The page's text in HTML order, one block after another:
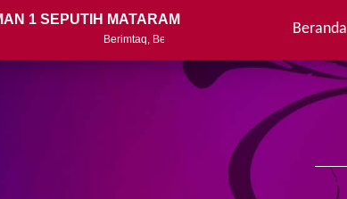
1 SEPUTIH MATARAM
Berimtaq, Berprestasi, Berbudaya dan Berkreasi
Beranda